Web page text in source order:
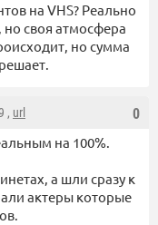
на VHS? Реально
но своя атмосфера
но сумма
0
, url
на 100%.
а шли сразу к
актеры которые